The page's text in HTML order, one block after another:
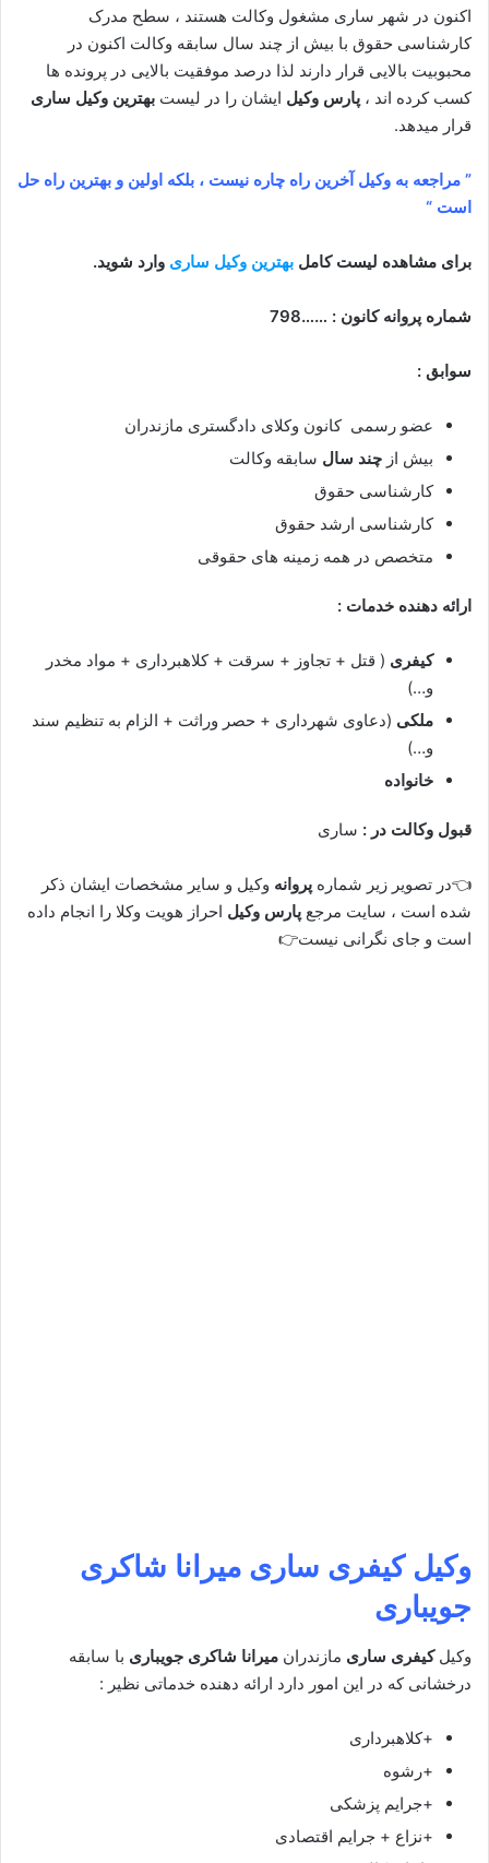
اکنون در شهر ساری مشغول وکالت هستند ، سطح مدرک
کارشناسی حقوق با بیش از چند سال سابقه وکالت اکنون در
محبوبیت بالایی قرار دارند لذا درصد موفقیت بالایی در پرونده ها
کسب کرده اند ، پارس وکیل ایشان را در لیست بهترین وکیل ساری
قرار میدهد.
” مراجعه به وکیل آخرین راه چاره نیست ، بلکه اولین و بهترین راه حل
است “
برای مشاهده لیست کامل بهترین وکیل ساری وارد شوید.
شماره پروانه کانون : ……798
سوابق :
عضو رسمی کانون وکلای دادگستری مازندران
بیش از چند سال سابقه وکالت
کارشناسی حقوق
کارشناسی ارشد حقوق
متخصص در همه زمینه های حقوقی
ارائه دهنده خدمات :
کیفری ( قتل + تجاوز + سرقت + کلاهبرداری + مواد مخدر
و…)
ملکی (دعاوی شهرداری + حصر وراثت + الزام به تنظیم سند
و…)
خانواده
قبول وکالت در : ساری
👈در تصویر زیر شماره پروانه وکیل و سایر مشخصات ایشان ذکر
شده است ، سایت مرجع پارس وکیل احراز هویت وکلا را انجام داده
است و جای نگرانی نیست👉
وکیل کیفری ساری میرانا شاکری
جویباری
وکیلکیفری ساری مازندران میرانا شاکری جویباری با سابقه
درخشانی که در این امور دارد ارائه دهنده خدماتی نظیر :
+کلاهبرداری
+رشوه
+جرایم پزشکی
+نزاع + جرایم اقتصادی